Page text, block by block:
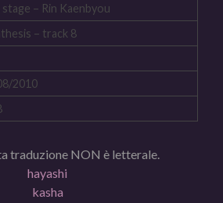
– Rin Kaenbyou
– track 8
2010
traduzione NON è letterale.
hayashi
kasha